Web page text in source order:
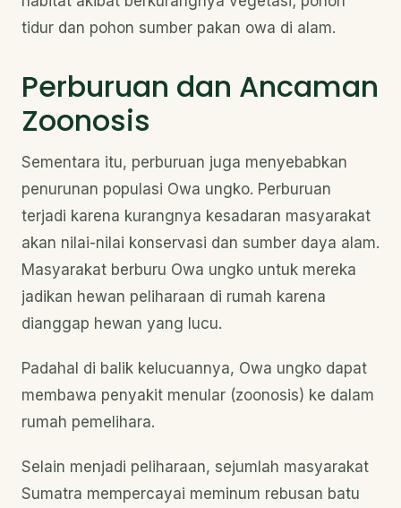
tidur dan pohon sumber pakan owa di alam.
Perburuan dan Ancaman
Zoonosis
Sementara itu, perburuan juga menyebabkan
penurunan populasi Owa ungko. Perburuan
terjadi karena kurangnya kesadaran masyarakat
akan nilai-nilai konservasi dan sumber daya alam.
Masyarakat berburu Owa ungko untuk mereka
jadikan hewan peliharaan di rumah karena
dianggap hewan yang lucu.
Padahal di balik kelucuannya, Owa ungko dapat
membawa penyakit menular (zoonosis) ke dalam
rumah pemelihara.
Selain menjadi peliharaan, sejumlah masyarakat
Sumatra mempercayai meminum rebusan batu